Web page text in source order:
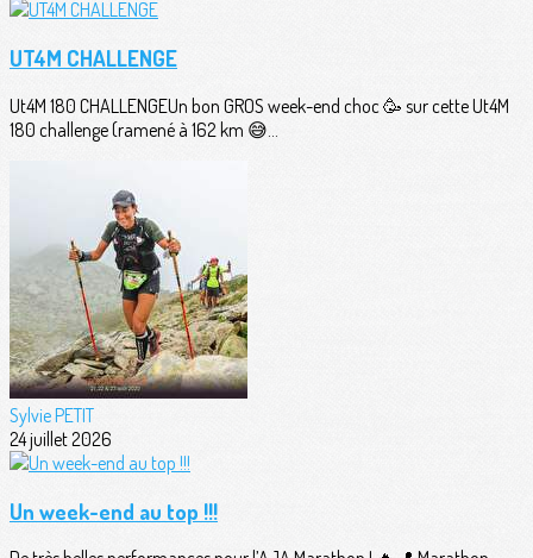
UT4M CHALLENGE
Ut4M 180 CHALLENGEUn bon GROS week-end choc 🥳 sur cette Ut4M
180 challenge (ramené à 162 km 😅...
Sylvie PETIT
24 juillet 2026
Un week-end au top !!!